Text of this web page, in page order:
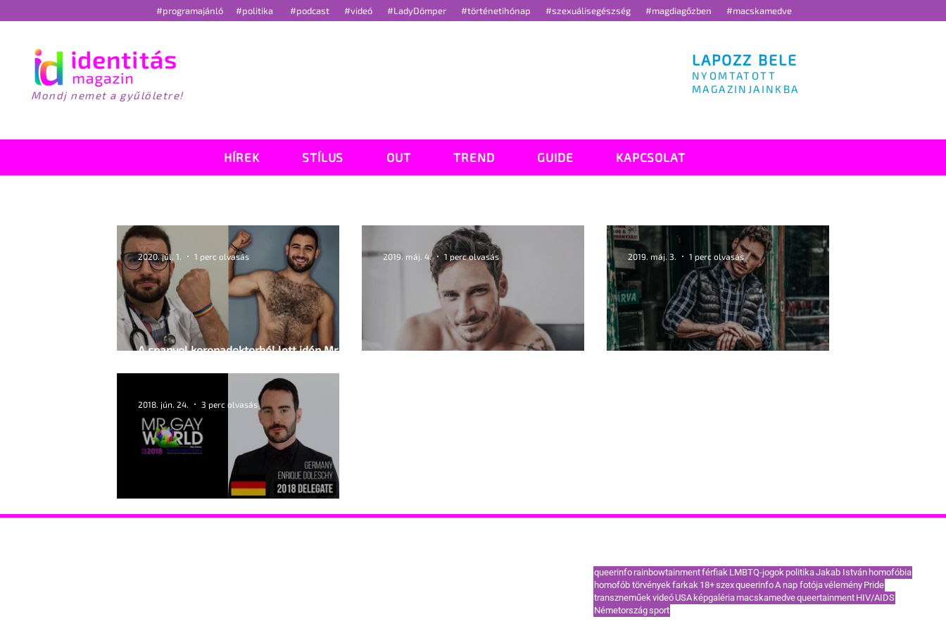
#programajánló #politika #podcast #videó #LadyDömper #történetihónap #szexuálisegészség #magdiagőzben #macskamedve
Mondj nemet a gyűlöletre!
LAPOZZ BELE
NYOMTATOTT
MAGAZINJAINKBA
HÍREK STÍLUS OUT TREND GUIDE KAPCSOLAT
A spanyol koronadoktorból lett idén Mr Gay
2020. júl. 1. 1 perc olvasás 2019. máj. 4. 1 perc olvasás 2019. máj. 3. 1 perc olvasás
A hazugság köveket rak az életünkre
2018. jún. 24. 3 perc olvasás
queerinfo rainbowtainmentférfiak LMBTQ-jogok politikaJakab István homofóbia
homofób törvények farkak 18+szexqueerinfoA nap fotójavélemény Pride
transzneműek videó USA képgaléria macskamedvequeertainment HIV/AIDS
Németországsport